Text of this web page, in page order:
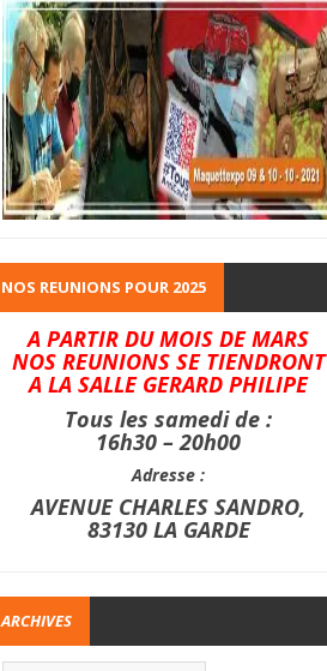
NOS REUNIONS POUR 2025
A PARTIR DU MOIS DE MARS
NOS REUNIONS SE TIENDRONT
A LA SALLE GERARD PHILIPE
Tous les samedi de :
16h30 – 20h00
Adresse :
AVENUE CHARLES SANDRO,
83130 LA GARDE
ARCHIVES